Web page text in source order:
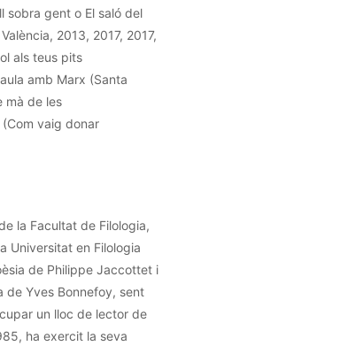
sobra gent o El saló del
2013, 2017, 2017,
als teus pits
amb Marx (Santa
mà de les
(Com vaig donar
la Facultat de Filologia,
Universitat en Filologia
de Philippe Jaccottet i
de Yves Bonnefoy, sent
un lloc de lector de
ha exercit la seva